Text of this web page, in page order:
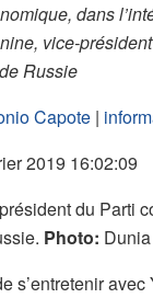
dans
vice-
Russie
Capote |
2019 16:02:09
du Parti
Photo:
s’entretenir